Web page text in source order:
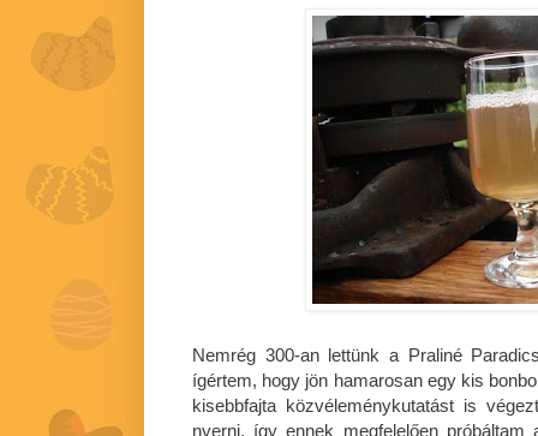
Nemrég 300-an lettünk a Praliné
ígértem, hogy jön hamarosan egy kis
kisebbfajta közvéleménykutatást is
nyerni, így ennek megfelelően